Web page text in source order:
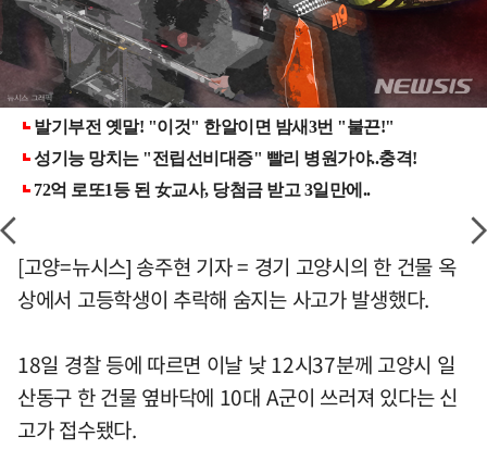
[고양=뉴시스] 송주현 기자 = 경기 고양시의 한 건물 옥
상에서 고등학생이 추락해 숨지는 사고가 발생했다.
18일 경찰 등에 따르면 이날 낮 12시37분께 고양시 일
산동구 한 건물 옆바닥에 10대 A군이 쓰러져 있다는 신
고가 접수됐다.